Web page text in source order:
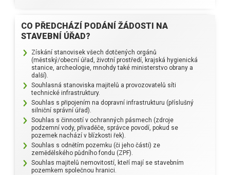
CO PŘEDCHÁZÍ PODÁNÍ ŽÁDOSTI NA
STAVEBNÍ ÚŘAD?
Získání stanovisek všech dotčených orgánů
(městský/obecní úřad, životní prostředí, krajská hygienická
stanice, archeologie, mnohdy také ministerstvo obrany a
další).
Souhlasná stanoviska majitelů a provozovatelů síti
technické infrastruktury.
Souhlas s připojením na dopravní infrastrukturu (příslušný
silniční správní úřad).
Souhlas s činností v ochranných pásmech (zdroje
podzemní vody, přivaděče, správce povodí, pokud se
pozemek nachází v blízkosti řek).
Souhlas s odnětím pozemku (či jeho části) ze
zemědělského půdního fondu (ZPF).
Souhlas majitelů nemovitostí, kteří mají se stavebním
pozemkem společnou hranici.